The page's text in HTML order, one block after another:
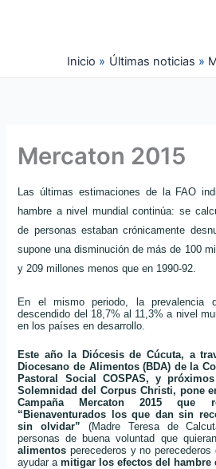
Inicio
Últimas noticias
Mercaton 2015
Las últimas estimaciones de la FAO
hambre a nivel mundial continúa: se
de personas estaban crónicamente
supone una disminución de más de 100
y 209 millones menos que en 1990-92.
En el mismo periodo, la prevalencia
descendido del 18,7% al 11,3% a nivel
en los países en desarrollo.
Este año la Diócesis de Cúcuta, a
Diocesano de Alimentos (BDA) de la
Pastoral Social COSPAS, y
Solemnidad del Corpus Christi, pone
Campaña Mercaton 2015
“Bienaventurados los que dan sin
sin olvidar” (Madre Teresa de
personas de buena voluntad que quieran
alimentos perecederos y no
ayudar amitigar los efectos del hambre